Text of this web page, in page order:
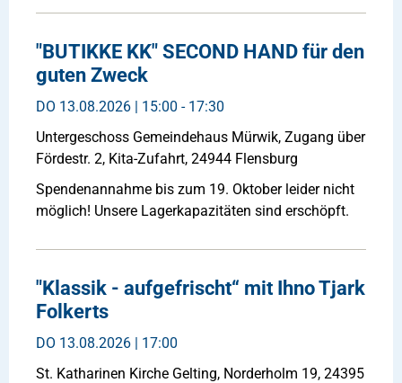
"BUTIKKE KK" SECOND HAND für den
guten Zweck
DO 13.08.2026 | 15:00 - 17:30
Untergeschoss Gemeindehaus Mürwik, Zugang über
Fördestr. 2, Kita-Zufahrt, 24944 Flensburg
Spendenannahme bis zum 19. Oktober leider nicht
möglich! Unsere Lagerkapazitäten sind erschöpft.
"Klassik - aufgefrischt“ mit Ihno Tjark
Folkerts
DO 13.08.2026 | 17:00
St. Katharinen Kirche Gelting, Norderholm 19, 24395